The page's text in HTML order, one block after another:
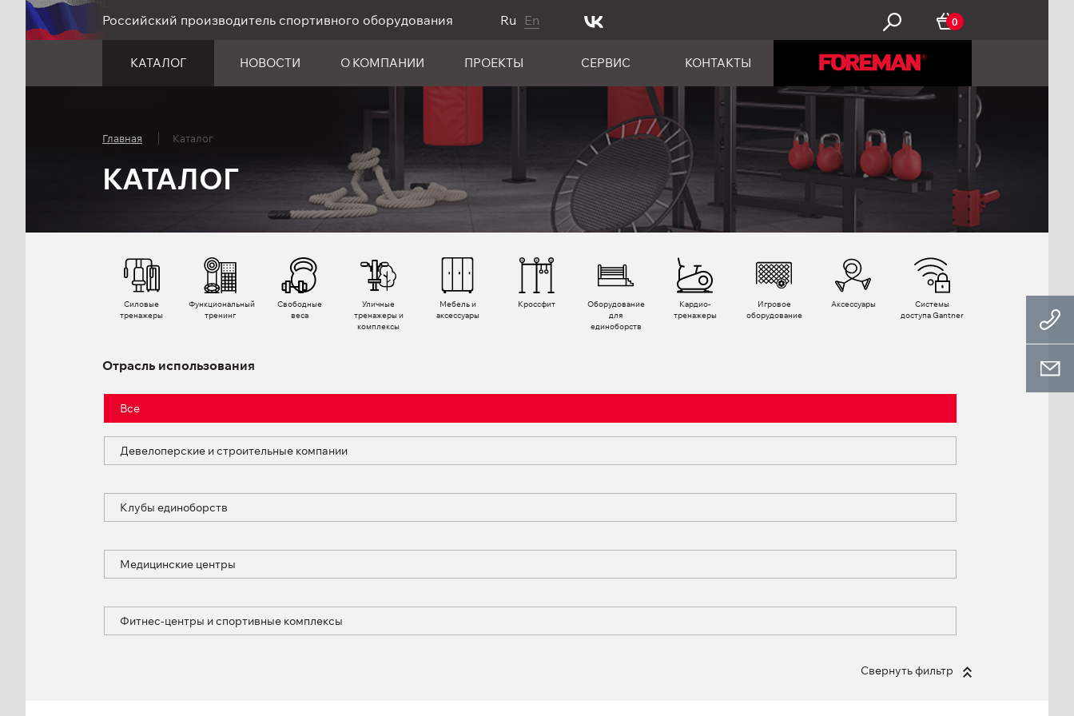
Российский производитель спортивного оборудования Ru En 0
КАТАЛОГ НОВОСТИ О КОМПАНИИ ПРОЕКТЫ СЕРВИС КОНТАКТЫ
Главная Каталог
КАТАЛОГ
Силовые
тренажеры
Функциональный
тренинг
Свободные
веса
Уличные
тренажеры и
комплексы
Мебель и
аксессуары
Кроссфит
Оборудование
для
единоборств
Кардио­
тренажеры
Игровое
оборудование
Аксессуары
Системы
доступа Gantner
Отрасль использования
Все
Девелоперские и строительные компании
Клубы единоборств
Медицинские центры
Фитнес-центры и спортивные комплексы
Свернуть фильтр